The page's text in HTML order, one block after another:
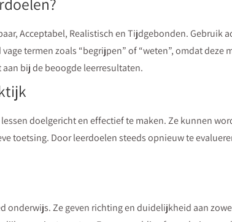
Acceptabel, Realistisch en Tijdgebonden.
vage termen zoals “begrijpen” of “weten”, omdat
bij de beoogde leerresultaten.
doelgericht en effectief te maken. Ze kunnen
toetsing. Door leerdoelen steeds opnieuw te
onderwijs. Ze geven richting en duidelijkheid aan